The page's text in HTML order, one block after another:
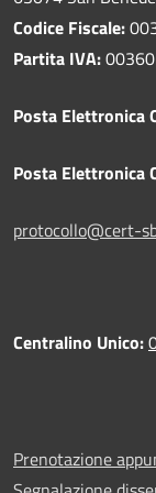
Codice Fiscale:
Partita IVA:
Posta Elettronica
Posta Elettronica
protocollo@cert-
Centralino Unico:
Prenotazione